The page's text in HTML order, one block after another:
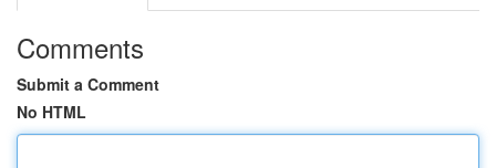
Comments
Submit a Comment
No HTML